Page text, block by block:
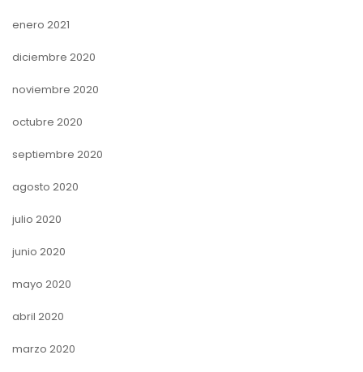
enero 2021
diciembre 2020
noviembre 2020
octubre 2020
septiembre 2020
agosto 2020
julio 2020
junio 2020
mayo 2020
abril 2020
marzo 2020